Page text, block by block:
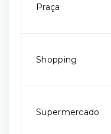
Praça
Shopping
Supermercado